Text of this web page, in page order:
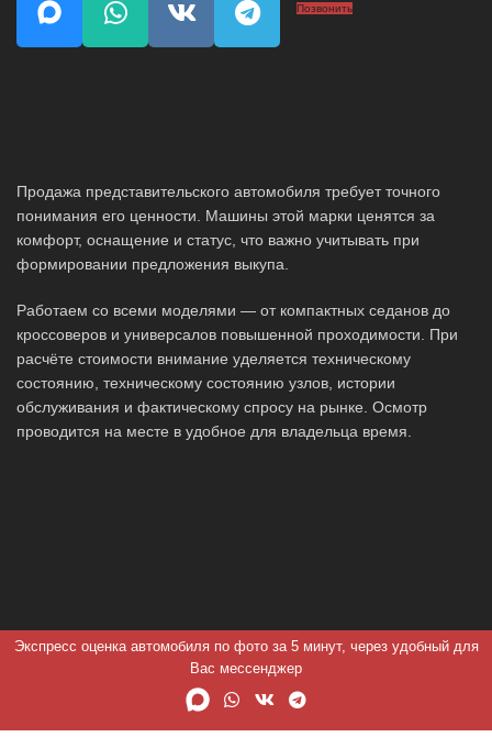
Позвонить
Продажа представительского автомобиля требует точного
понимания его ценности. Машины этой марки ценятся за
комфорт, оснащение и статус, что важно учитывать при
формировании предложения выкупа.
Работаем со всеми моделями — от компактных седанов до
кроссоверов и универсалов повышенной проходимости. При
расчёте стоимости внимание уделяется техническому
состоянию, техническому состоянию узлов, истории
обслуживания и фактическому спросу на рынке. Осмотр
проводится на месте в удобное для владельца время.
Экспресс оценка автомобиля по фото за 5 минут, через удобный для
Вас мессенджер